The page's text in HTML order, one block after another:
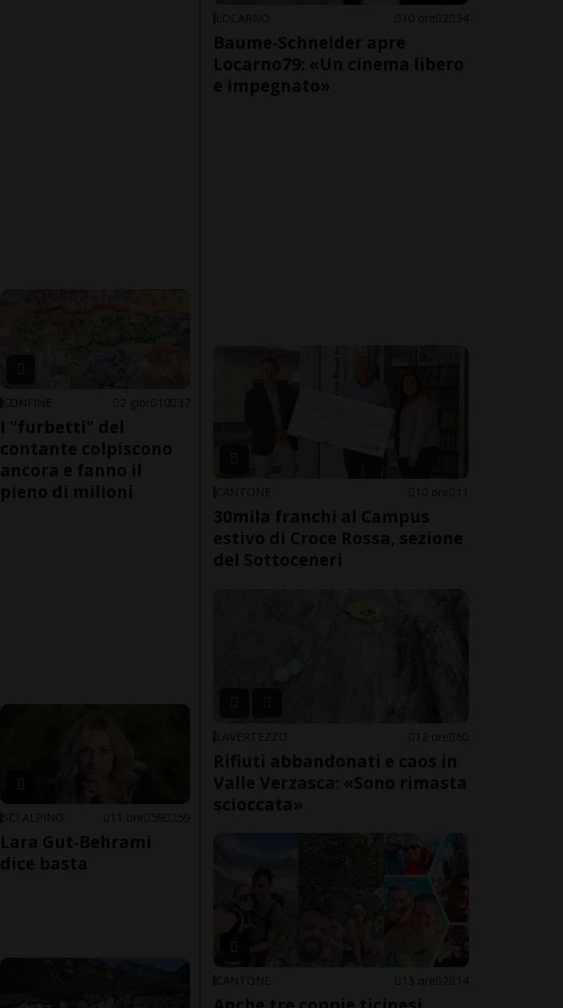
CONFINE 2 gior 10 37
I "furbetti" del
contante colpiscono
ancora e fanno il
pieno di milioni
SCI ALPINO 11 ore 59 259
Lara Gut-Behrami
dice basta
LOCARNO 10 ore 2 34
Baume-Schneider apre
Locarno79: «Un cinema libero
e impegnato»
CANTONE 10 ore 11
30mila franchi al Campus
estivo di Croce Rossa, sezione
del Sottoceneri
LAVERTEZZO 12 ore 60
Rifiuti abbandonati e caos in
Valle Verzasca: «Sono rimasta
scioccata»
CANTONE 13 ore 2 14